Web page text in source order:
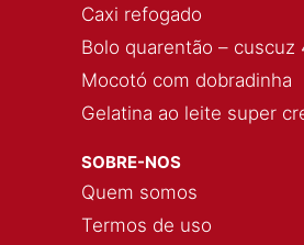
Caxi refogado
Bolo quarentão – cuscuz
Mocotó com dobradinha
Gelatina ao leite super
SOBRE-NOS
Quem somos
Termos de uso